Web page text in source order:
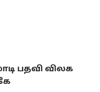
பதவி விலக